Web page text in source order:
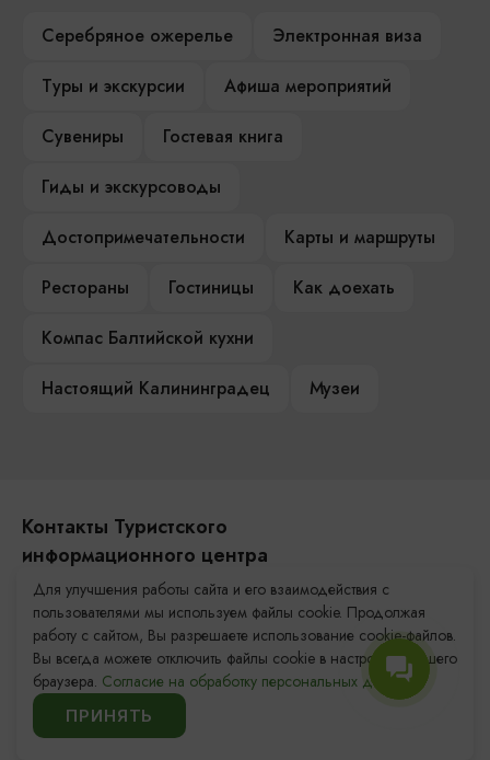
Серебряное ожерелье
Электронная виза
Туры и экскурсии
Афиша мероприятий
Сувениры
Гостевая книга
Гиды и экскурсоводы
Достопримечательности
Карты и маршруты
Рестораны
Гостиницы
Как доехать
Компас Балтийской кухни
Настоящий Калининградец
Музеи
Контакты Туристского
информационного центра
Площадь Победы, 1
+7 (4012) 555-200
8 (800) 200-55-39
info@visit-kaliningrad.ru
Для улучшения работы сайта и его взаимодействия с
пользователями мы используем файлы cookie. Продолжая
работу с сайтом, Вы разрешаете использование cookie-файлов.
Вы всегда можете отключить файлы cookie в настройках Вашего
браузера. Согласие на обработку персональных данных.
ПРИНЯТЬ